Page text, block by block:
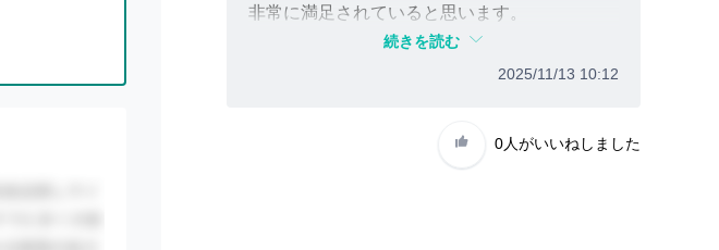
非常に満足されていると思います。
引き続き宜しくお願いします。
続きを読む
2025/11/13 10:12
0人がいいねしました